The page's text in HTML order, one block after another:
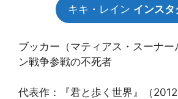
キキ・レイン インスタ
ブッカー（マティアス・スーナー
ン戦争参戦の不死者
代表作：『君と歩く世界』（